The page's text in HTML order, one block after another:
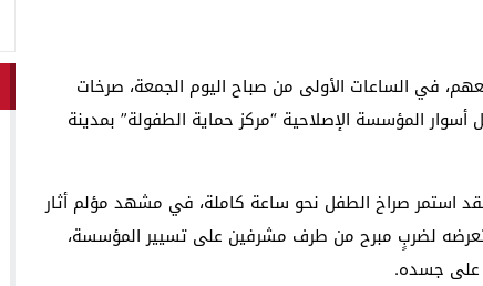
في الساعات الأولى من صباح اليوم الجمعة، صرخات
المؤسسة الإصلاحية “مركز حماية الطفولة” بمدينة
استمر صراخ الطفل نحو ساعة كاملة، في مشهد مؤلم أثار
تعرضه لضربٍ مبرح من طرف مشرفين على تسيير المؤسسة،
على جسده.